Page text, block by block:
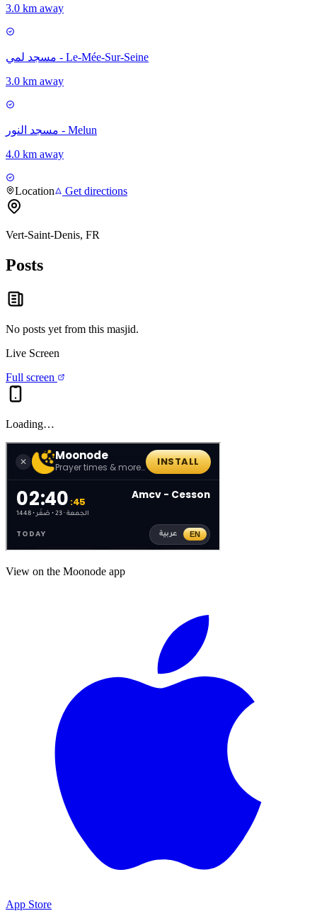
3.0 km away
مسجد لمي - Le-Mée-Sur-Seine
3.0 km away
مسجد النور - Melun
4.0 km away
Location Get directions
Vert-Saint-Denis, FR
Posts
No posts yet from this masjid.
Live Screen
Full screen
Loading…
View on the Moonode app
App Store